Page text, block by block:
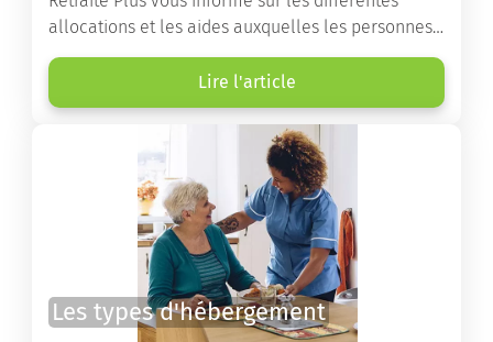
allocations et les aides auxquelles les personnes
âgées ont droit pour financer un séjour en maison
de retraite ou un maintien à domicile.
Lire l'article
Les types d'hébergement